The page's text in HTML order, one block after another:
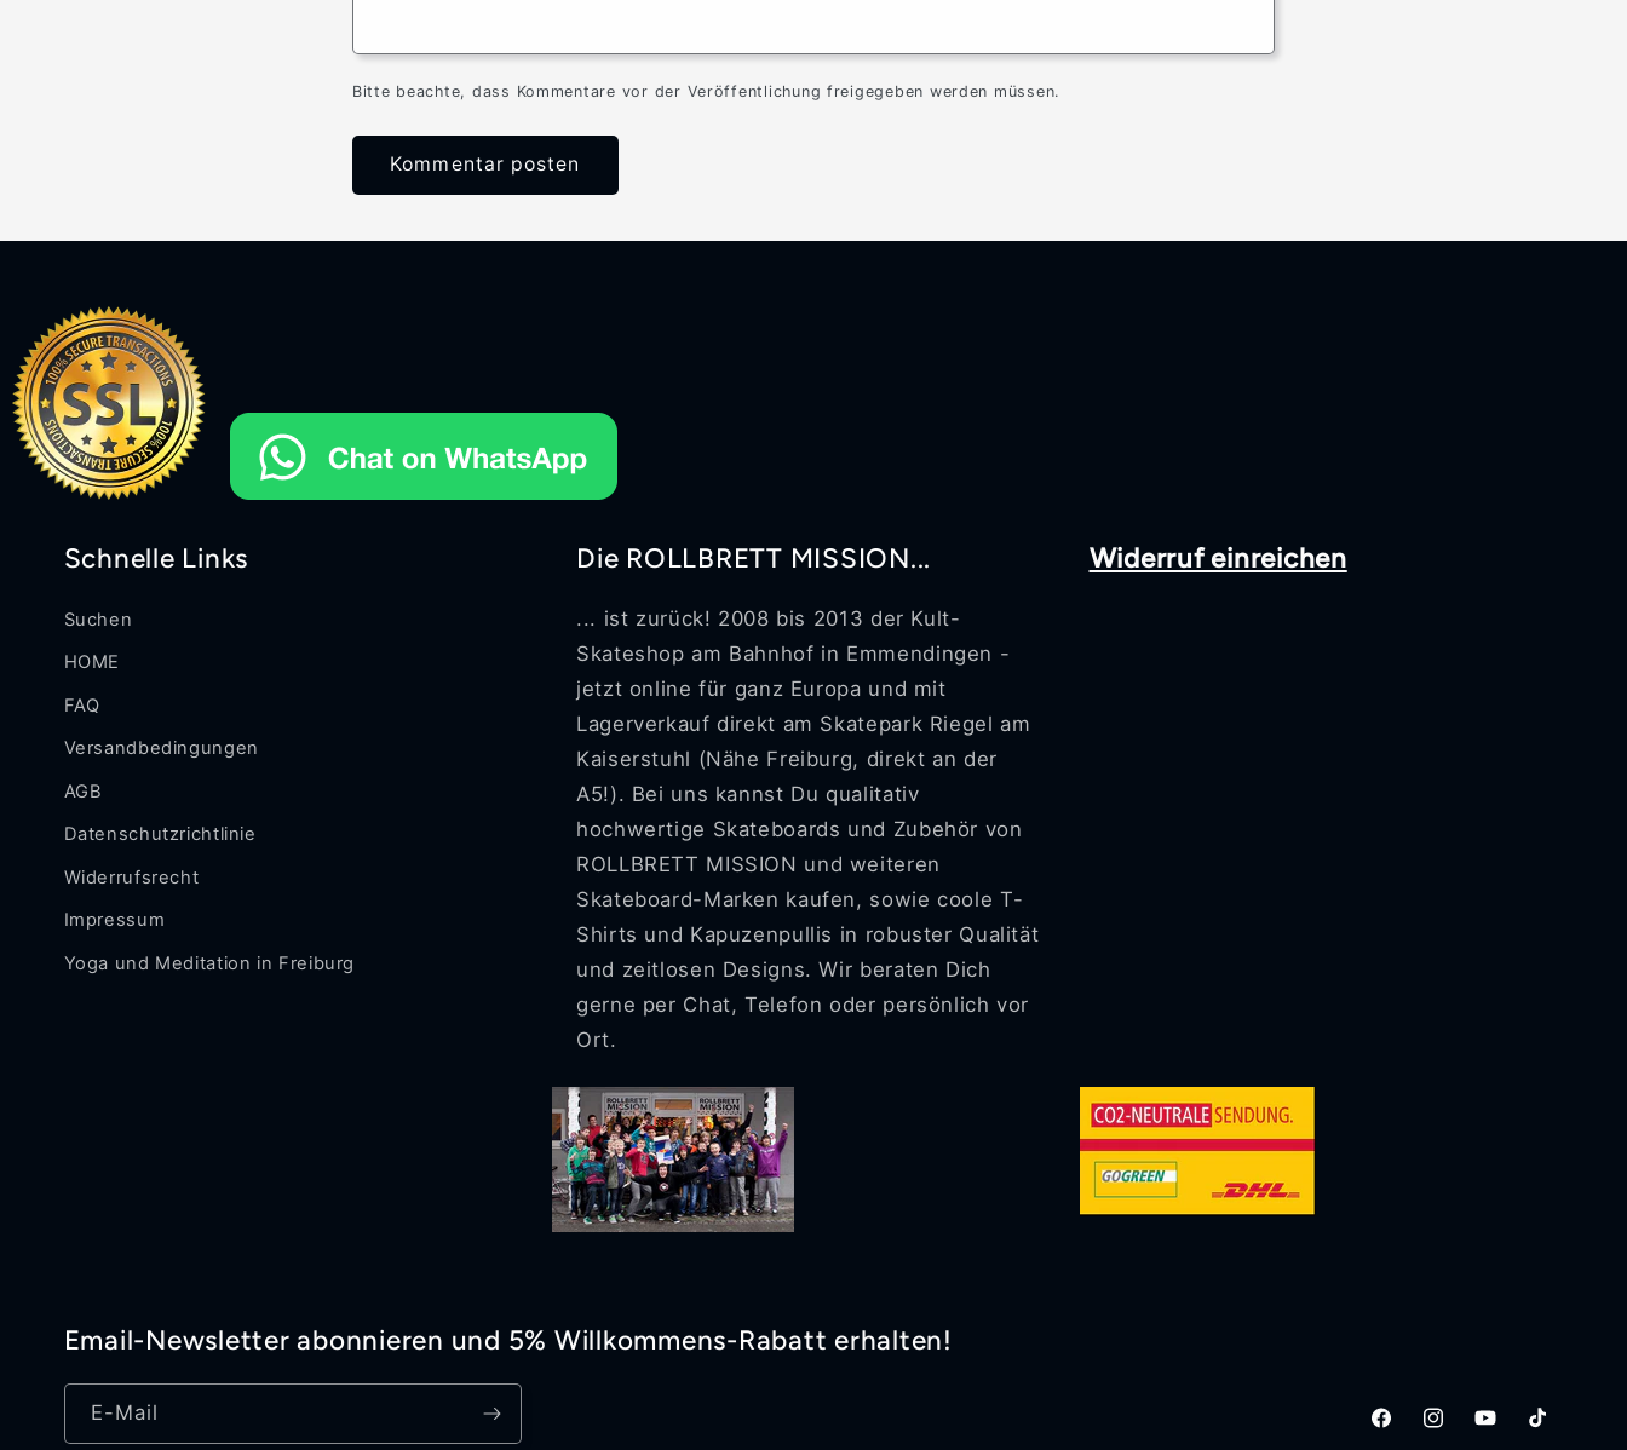
Bitte beachte, dass Kommentare vor der Veröffentlichung freigegeben werden müssen.
Schnelle Links
Suchen
HOME
FAQ
Versandbedingungen
AGB
Datenschutzrichtlinie
Widerrufsrecht
Impressum
Yoga und Meditation in Freiburg
Die ROLLBRETT MISSION...
... ist zurück! 2008 bis 2013 der Kult-
Skateshop am Bahnhof in Emmendingen -
jetzt online für ganz Europa und mit
Lagerverkauf direkt am Skatepark Riegel am
Kaiserstuhl (Nähe Freiburg, direkt an der
A5!). Bei uns kannst Du qualitativ
hochwertige Skateboards und Zubehör von
ROLLBRETT MISSION und weiteren
Skateboard-Marken kaufen, sowie coole T-
Shirts und Kapuzenpullis in robuster Qualität
und zeitlosen Designs. Wir beraten Dich
gerne per Chat, Telefon oder persönlich vor
Ort.
Widerruf einreichen
Email-Newsletter abonnieren und 5% Willkommens-Rabatt erhalten!
E-Mail
FacebookInstagramYouTubeTikTok